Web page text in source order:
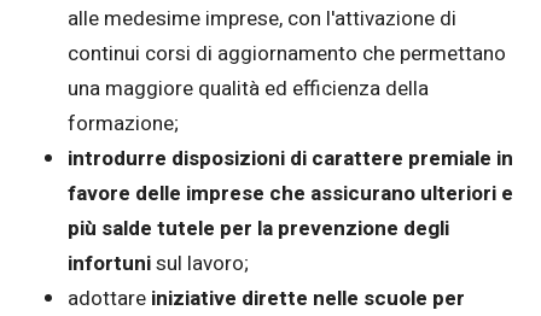
alle medesime imprese, con l'attivazione di
continui corsi di aggiornamento che permettano
una maggiore qualità ed efficienza della
formazione;
introdurre disposizioni di carattere premiale in
favore delle imprese che assicurano ulteriori e
più salde tutele per la prevenzione degli
infortunisul lavoro;
adottare iniziative dirette nelle scuole per